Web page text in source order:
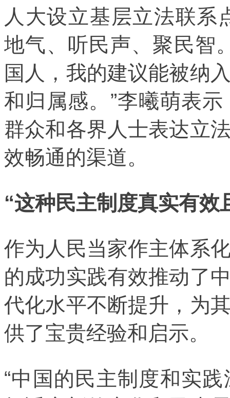
人大设立基层立法联系
地气、听民声、聚民智
国人，我的建议能被纳
和归属感。”李曦萌表
群众和各界人士表达立
效畅通的渠道。
“这种民主制度真实有效
作为人民当家作主体系
的成功实践有效推动了
代化水平不断提升，为
供了宝贵经验和启示。
“中国的民主制度和实